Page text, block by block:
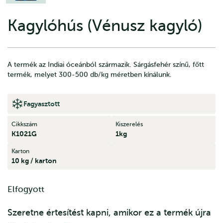
Kagylóhús (Vénusz kagyló)
A termék az Indiai óceánból származik. Sárgásfehér színű, főtt
termék, melyet 300-500 db/kg méretben kínálunk.
Fagyasztott
Cikkszám
K1021G
Kiszerelés
1kg
Karton
10 kg / karton
Elfogyott
Szeretne értesítést kapni, amikor ez a termék újra